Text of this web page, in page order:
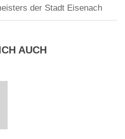
der Stadt Eisenach
AUCH